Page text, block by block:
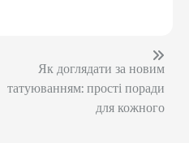
Як доглядати за новим
татуюванням: прості поради
для кожного